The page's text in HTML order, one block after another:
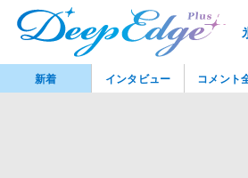
新着 インタビュー コメント